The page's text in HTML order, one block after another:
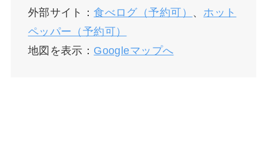
外部サイト：食べログ（予約可） 、 ホット
ペッパー（予約可）
地図を表示： Googleマップへ